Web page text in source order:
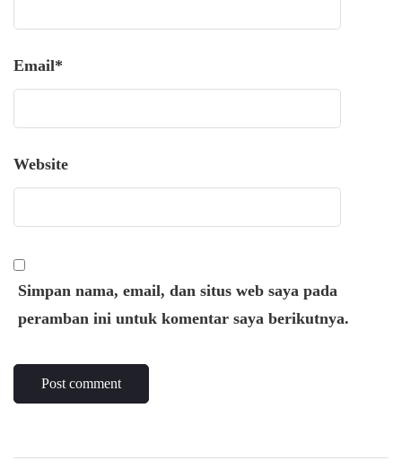
Email*
Website
Simpan nama, email, dan situs web saya pada
peramban ini untuk komentar saya berikutnya.